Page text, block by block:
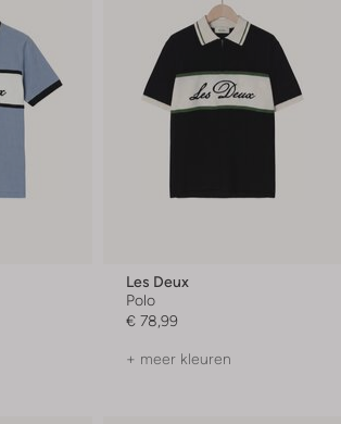
Les Deux
Polo
€ 78,99
+ meer kleuren